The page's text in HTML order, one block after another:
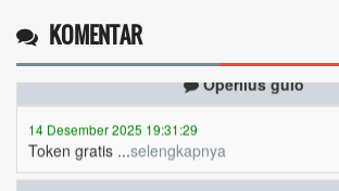
KOMENTAR
14 Desember 2025 19:31:29
Token gratis ...selengkapnya
Nuripah